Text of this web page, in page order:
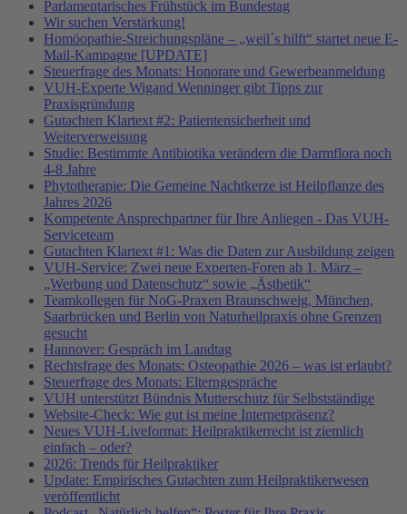
Parlamentarisches Frühstück im Bundestag
Wir suchen Verstärkung!
Homöopathie-Streichungspläne – „weil´s hilft“ startet neue E-
Mail-Kampagne [UPDATE]
Steuerfrage des Monats: Honorare und Gewerbeanmeldung
VUH-Experte Wigand Wenninger gibt Tipps zur
Praxisgründung
Gutachten Klartext #2: Patientensicherheit und
Weiterverweisung
Studie: Bestimmte Antibiotika verändern die Darmflora noch
4-8 Jahre
Phytotherapie: Die Gemeine Nachtkerze ist Heilpflanze des
Jahres 2026
Kompetente Ansprechpartner für Ihre Anliegen - Das VUH-
Serviceteam
Gutachten Klartext #1: Was die Daten zur Ausbildung zeigen
VUH-Service: Zwei neue Experten-Foren ab 1. März –
„Werbung und Datenschutz“ sowie „Ästhetik“
Teamkollegen für NoG-Praxen Braunschweig, München,
Saarbrücken und Berlin von Naturheilpraxis ohne Grenzen
gesucht
Hannover: Gespräch im Landtag
Rechtsfrage des Monats: Osteopathie 2026 – was ist erlaubt?
Steuerfrage des Monats: Elterngespräche
VUH unterstützt Bündnis Mutterschutz für Selbstständige
Website-Check: Wie gut ist meine Internetpräsenz?
Neues VUH-Liveformat: Heilpraktikerrecht ist ziemlich
einfach – oder?
2026: Trends für Heilpraktiker
Update: Empirisches Gutachten zum Heilpraktikerwesen
veröffentlicht